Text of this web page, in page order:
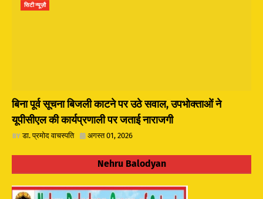
सिटी न्यूज़ौ
बिना पूर्व सूचना बिजली काटने पर उठे सवाल, उपभोक्ताओं ने
यूपीसीएल की कार्यप्रणाली पर जताई नाराजगी
डा. प्रमोद वाचस्पति अगस्त 01, 2026
Nehru Balodyan